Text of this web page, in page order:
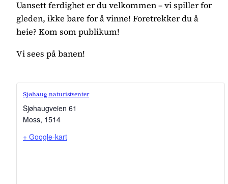
Uansett ferdighet er du velkommen – vi spiller for
gleden, ikke bare for å vinne! Foretrekker du å
heie? Kom som publikum!
Vi sees på banen!
Sjøhaug naturistsenter
Sjøhaugveien 61
Moss, 1514
+ Google-kart